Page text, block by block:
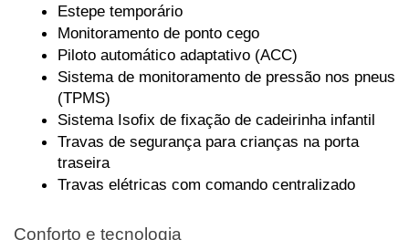
Estepe temporário
Monitoramento de ponto cego
Piloto automático adaptativo (ACC)
Sistema de monitoramento de pressão nos pneus
(TPMS)
Sistema Isofix de fixação de cadeirinha infantil
Travas de segurança para crianças na porta
traseira
Travas elétricas com comando centralizado
Conforto e tecnologia